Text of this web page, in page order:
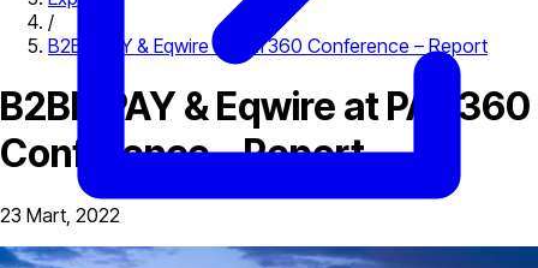
/
B2BINPAY & Eqwire at PAY360 Conference – Report
B2BINPAY & Eqwire at PAY360
Conference – Report
23 Mart, 2022